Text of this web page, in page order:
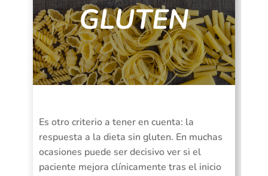
GLUTEN
Es otro criterio a tener en cuenta: la
respuesta a la dieta sin gluten. En muchas
ocasiones puede ser decisivo ver si el
paciente mejora clínicamente tras el inicio